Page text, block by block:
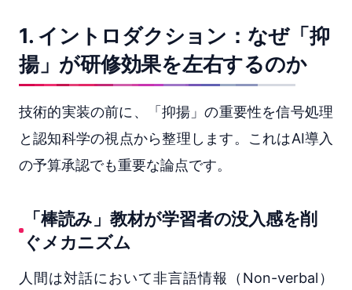
1. イントロダクション：なぜ「抑
揚」が研修効果を左右するのか
技術的実装の前に、「抑揚」の重要性を信号処理
と認知科学の視点から整理します。これはAI導入
の予算承認でも重要な論点です。
「棒読み」教材が学習者の没入感を削
ぐメカニズム
人間は対話において非言語情報（Non-verbal）